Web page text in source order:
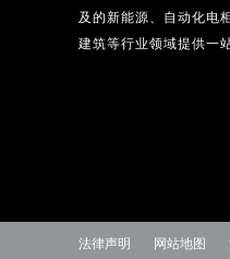
及的新能源、自动化电
建筑等行业领域提供一
法律声明 网站地图